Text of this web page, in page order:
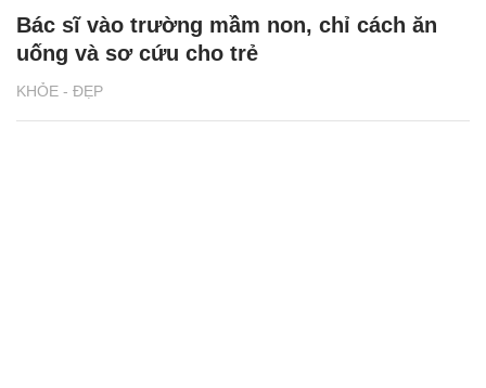
KHỎE - ĐẸP
Bác sĩ vào trường mầm non, chỉ cách ăn
uống và sơ cứu cho trẻ